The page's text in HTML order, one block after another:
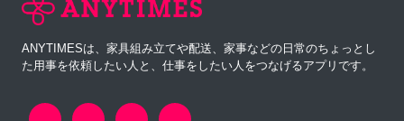
ANYTIMESは、家具組み立てや配送、家事などの日常のちょっとし
た用事を依頼したい人と、仕事をしたい人をつなげるアプリです。